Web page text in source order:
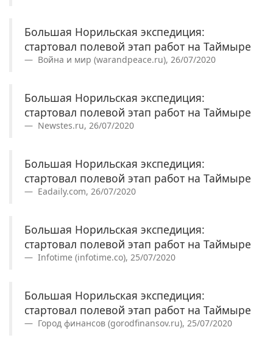
Большая Норильская экспедиция:
стартовал полевой этап работ на Таймыре
Война и мир (warandpeace.ru), 26/07/2020
Большая Норильская экспедиция:
стартовал полевой этап работ на Таймыре
Newstes.ru, 26/07/2020
Большая Норильская экспедиция:
стартовал полевой этап работ на Таймыре
Eadaily.com, 26/07/2020
Большая Норильская экспедиция:
стартовал полевой этап работ на Таймыре
Infotime (infotime.co), 25/07/2020
Большая Норильская экспедиция:
стартовал полевой этап работ на Таймыре
Город финансов (gorodfinansov.ru), 25/07/2020